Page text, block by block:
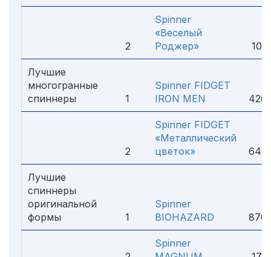
2
Spinner
«Веселый
Роджер»
Лучшие
многогранные
спиннеры
1
Spinner FIDGET
IRON MEN
420
2
Spinner FIDGET
«Металлический
цветок»
640
Лучшие
спиннеры
оригинальной
формы
1
Spinner
BIOHAZARD
870
Spinner